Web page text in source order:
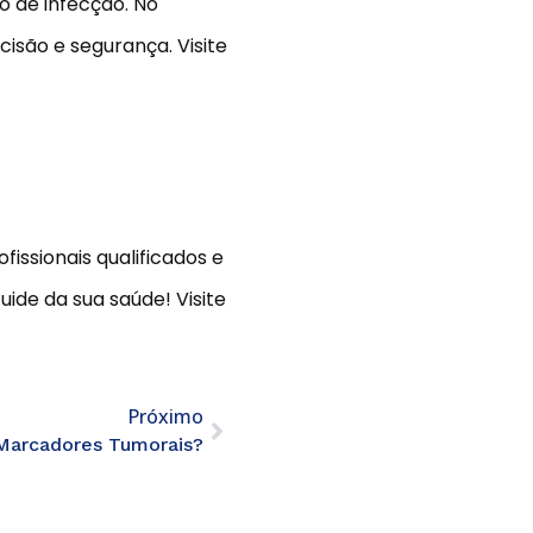
e segurança. Visite
qualificados e
da sua saúde! Visite
Próximo
Tumorais?